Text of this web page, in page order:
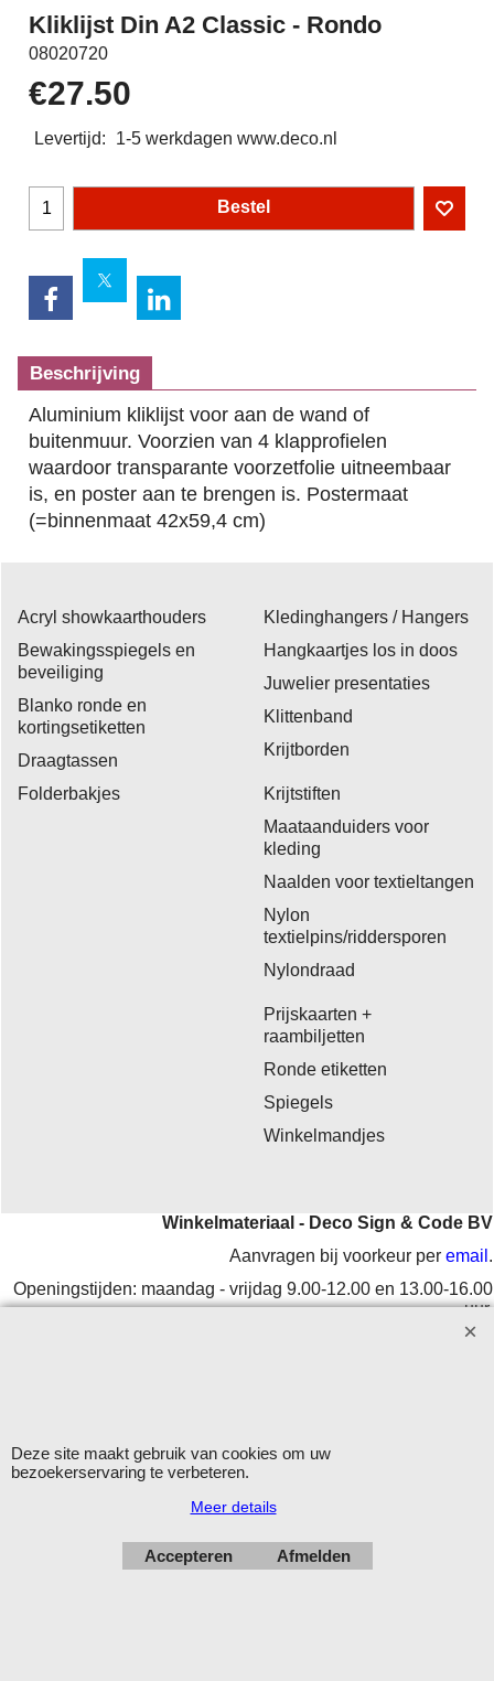
Kliklijst Din A2 Classic - Rondo
08020720
€27.50
Levertijd: 1-5 werkdagen www.deco.nl
Bestel
Beschrijving
Aluminium kliklijst voor aan de wand of
buitenmuur. Voorzien van 4 klapprofielen
waardoor transparante voorzetfolie uitneembaar
is, en poster aan te brengen is. Postermaat
(=binnenmaat 42x59,4 cm)
Acryl showkaarthouders
Bewakingsspiegels en
beveiliging
Blanko ronde en
kortingsetiketten
Draagtassen
Folderbakjes
Kledinghangers / Hangers
Hangkaartjes los in doos
Juwelier presentaties
Klittenband
Krijtborden
Krijtstiften
Maataanduiders voor
kleding
Naalden voor textieltangen
Nylon
textielpins/riddersporen
Nylondraad
Prijskaarten +
raambiljetten
Ronde etiketten
Spiegels
Winkelmandjes
Winkelmateriaal - Deco Sign & Code BV
Aanvragen bij voorkeur per email .
Openingstijden: maandag - vrijdag 9.00-12.00 en 13.00-16.00
uur.
Verzending op werkdagen met DHL
software.
Deze site maakt gebruik van cookies om uw
bezoekerservaring te verbeteren.
Meer details
Accepteren Afmelden